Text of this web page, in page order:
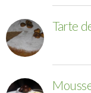
Tarte